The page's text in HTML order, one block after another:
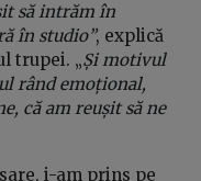
să intrăm în
în studio”, explică
trupei. „Și motivul
rând emoțional,
că am reușit să ne
i-am prins pe